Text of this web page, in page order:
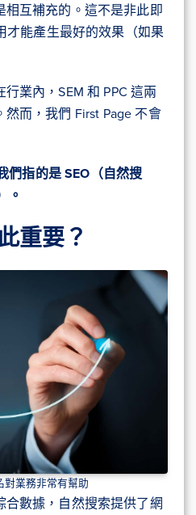
互補充的。這不是非此即
才能產生最好的效果（如果
業內，SEM 和 PPC 這兩
而，我們 First Page 不會
們指的是 SEO（自然搜
。
重要？
對業務非常有幫助
數據，自然搜索提供了網